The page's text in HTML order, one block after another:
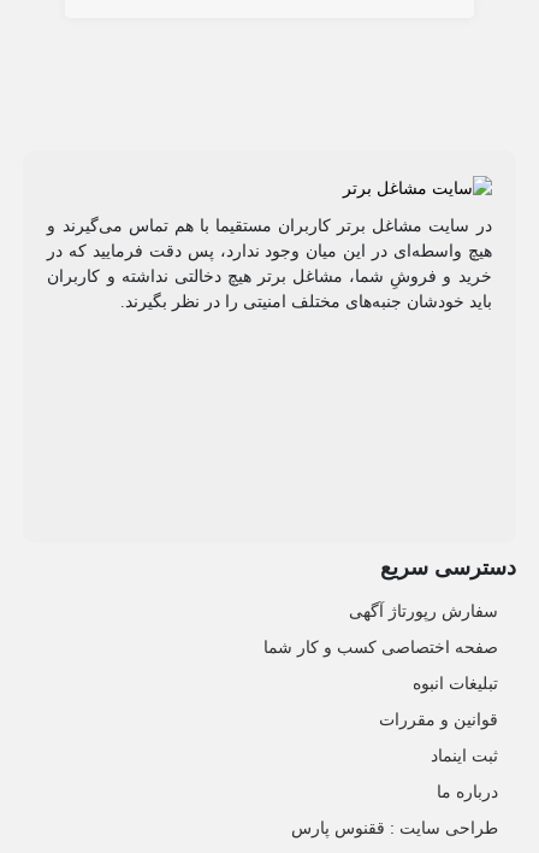
در سایت مشاغل برتر کاربران مستقیما با هم تماس می‌گیرند و
هیچ واسطه‌ای در این میان وجود ندارد، پس دقت فرمایید که در
خرید و فروشِ شما، مشاغل برتر هیچ دخالتی نداشته و کاربران
باید خودشان جنبه‌های مختلف امنیتی را در نظر بگیرند.
دسترسی سریع
سفارش رپورتاژ آگهی
صفحه اختصاصی کسب و کار شما
تبلیغات انبوه
قوانین و مقررات
ثبت اینماد
درباره ما
طراحی سایت : ققنوس پارس